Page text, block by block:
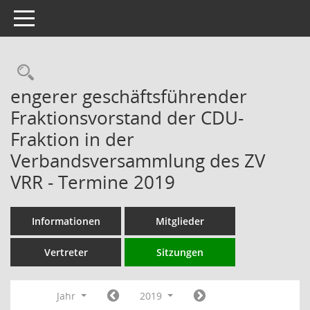
Toggle navigation
Rechercheauswahl
engerer geschäftsführender
Fraktionsvorstand der CDU-
Fraktion in der
Verbandsversammlung des ZV
VRR - Termine 2019
Informationen Mitglieder
Vertreter Sitzungen
Jahr
2019